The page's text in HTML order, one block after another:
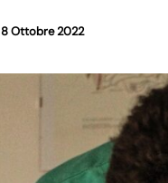
8 Ottobre 2022